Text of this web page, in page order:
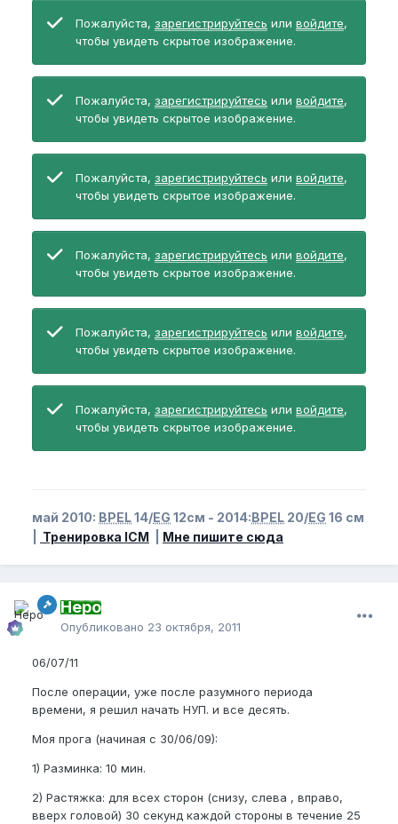
Пожалуйста, зарегистрируйтесь или войдите,
чтобы увидеть скрытое изображение.
Пожалуйста, зарегистрируйтесь или войдите,
чтобы увидеть скрытое изображение.
Пожалуйста, зарегистрируйтесь или войдите,
чтобы увидеть скрытое изображение.
Пожалуйста, зарегистрируйтесь или войдите,
чтобы увидеть скрытое изображение.
Пожалуйста, зарегистрируйтесь или войдите,
чтобы увидеть скрытое изображение.
Пожалуйста, зарегистрируйтесь или войдите,
чтобы увидеть скрытое изображение.
май 2010: BPEL14/EG 12см - 2014:BPEL 20/EG 16 см
Тренировка ICM Мне пишите сюда
Неро
Опубликовано 23 октября, 2011
06/07/11
После операции, уже после разумного периода
времени, я решил начать НУП. и все десять.
Моя прога (начиная с 30/06/09):
1) Разминка: 10 мин.
2) Растяжка: для всех сторон (снизу, слева , вправо,
вверх головой) 30 секунд каждой стороны в течение 25